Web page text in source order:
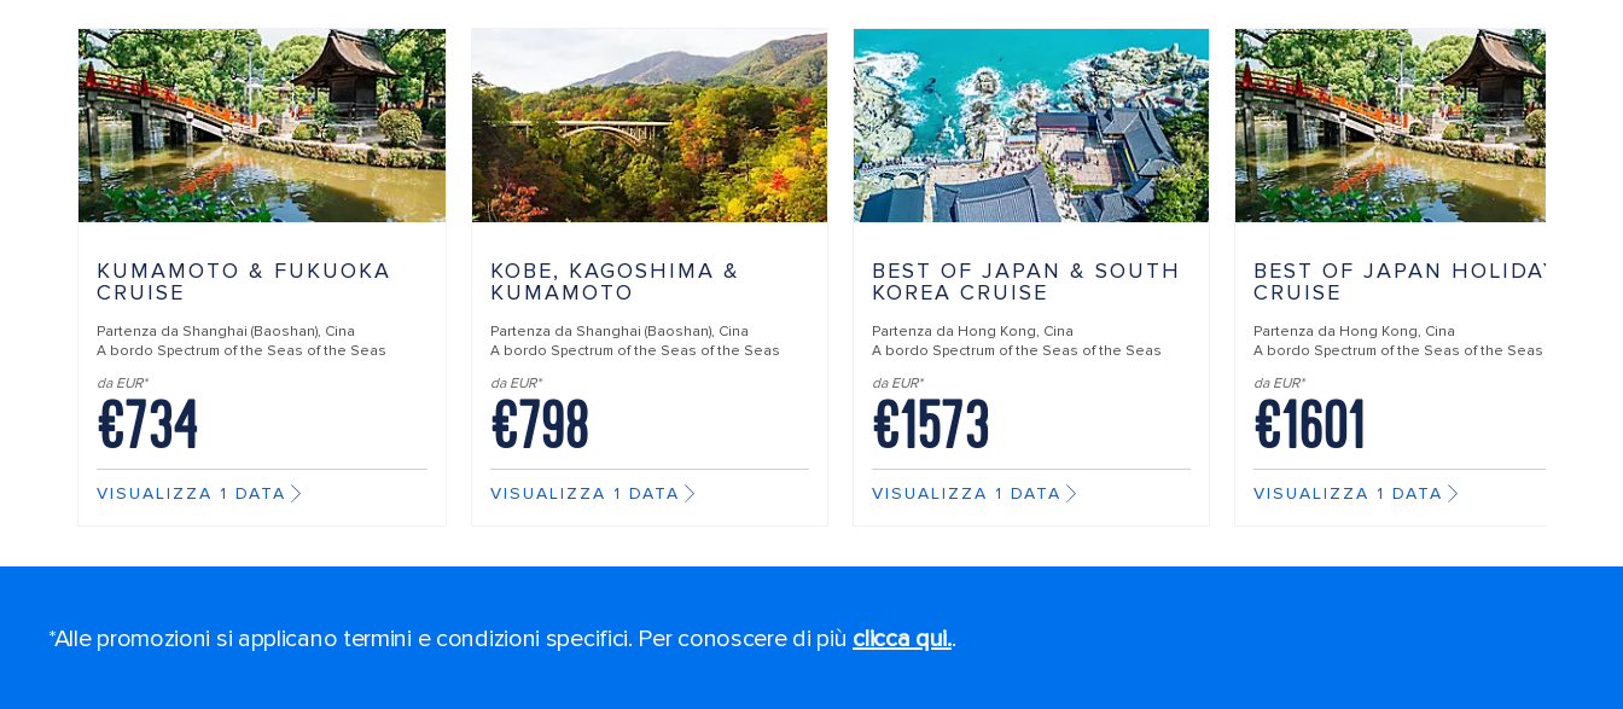
KUMAMOTO & FUKUOKA
CRUISE
Partenza da Shanghai (Baoshan), Cina
A bordo Spectrum of the Seas of the Seas
da EUR*
€734
VISUALIZZA 1 DATA
KOBE, KAGOSHIMA &
KUMAMOTO
Partenza da Shanghai (Baoshan), Cina
A bordo Spectrum of the Seas of the Seas
da EUR*
€798
VISUALIZZA 1 DATA
BEST OF JAPAN & SOUTH
KOREA CRUISE
Partenza da Hong Kong, Cina
A bordo Spectrum of the Seas of the Seas
da EUR*
€1573
VISUALIZZA 1 DATA
BEST OF JAPAN HOLIDAY
CRUISE
Partenza da Hong Kong, Cina
A bordo Spectrum of the Seas of the Seas
da EUR*
€1601
VISUALIZZA 1 DATA
*Alle promozioni si applicano termini e condizioni specifici. Per conoscere di più clicca qui..